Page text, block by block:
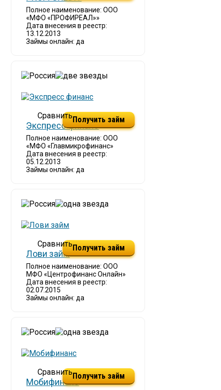
Полное наименование: ООО
«МФО «ПРОФИРЕАЛ»»
Дата внесения в реестр:
13.12.2013
Займы онлайн: да
Экспресс финанс
Полное наименование: ООО
«МФО «Главмикрофинанс»
Дата внесения в реестр:
05.12.2013
Займы онлайн: да
Получить займ
Лови займ
Полное наименование: ООО
МФО «Центрофинанс Онлайн»
Дата внесения в реестр:
02.07.2015
Займы онлайн: да
Получить займ
Мобифинанс
Получить займ